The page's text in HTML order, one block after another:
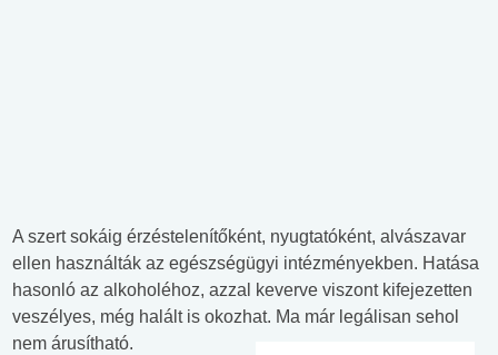
A szert sokáig érzéstelenítőként, nyugtatóként, alvászavar
ellen használták az egészségügyi intézményekben. Hatása
hasonló az alkoholéhoz, azzal keverve viszont kifejezetten
veszélyes, még halált is okozhat. Ma már legálisan sehol
nem árusítható.